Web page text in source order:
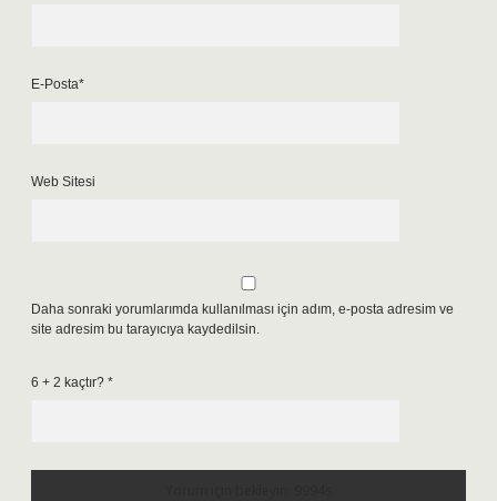
E-Posta*
Web Sitesi
Daha sonraki yorumlarımda kullanılması için adım, e-posta adresim ve
site adresim bu tarayıcıya kaydedilsin.
6 + 2 kaçtır? *